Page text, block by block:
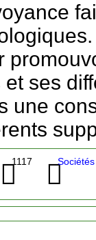
et ses
une
1117